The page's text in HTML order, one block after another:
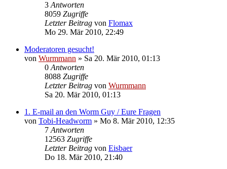
3 Antworten
8059 Zugriffe
Letzter Beitrag von Flomax
Mo 29. Mär 2010, 22:49
Moderatoren gesucht!
von Wurmmann » Sa 20. Mär 2010, 01:13
0 Antworten
8088 Zugriffe
Letzter Beitrag von Wurmmann
Sa 20. Mär 2010, 01:13
1. E-mail an den Worm Guy / Eure Fragen
von Tobi-Headworm » Mo 8. Mär 2010, 12:35
7 Antworten
12563 Zugriffe
Letzter Beitrag von Eisbaer
Do 18. Mär 2010, 21:40